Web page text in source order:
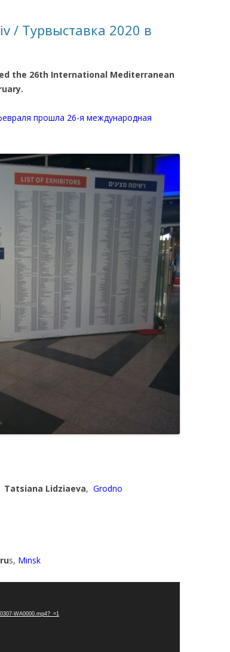
ОТЗЫВЫ, ПРЕДЛОЖЕНИЯ,
/ Турвыставка 2020 в
the 26th International Mediterranean
прошла 26-я международная
Tatsiana Lidziaeva, Grodno
s, Minsk
WA0000.mp4?_=1